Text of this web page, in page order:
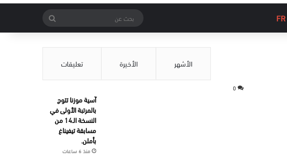
عن
0
الأشهر الأخيرة تعليقات
آسية موزنا تتوج
بالمرتبة الأولى في
النسخة الـ14 من
مسابقة تيفيناغ
بأملن.
منذ 6 ساعات